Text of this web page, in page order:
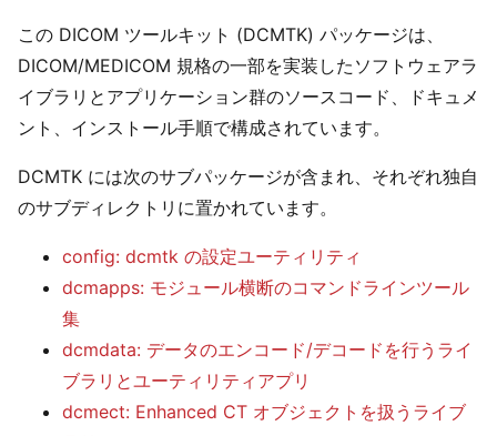
この DICOM ツールキット (DCMTK) パッケージは、
DICOM/MEDICOM 規格の一部を実装したソフトウェアラ
イブラリとアプリケーション群のソースコード、ドキュメ
ント、インストール手順で構成されています。
DCMTK には次のサブパッケージが含まれ、それぞれ独自
のサブディレクトリに置かれています。
config: dcmtk の設定ユーティリティ
dcmapps: モジュール横断のコマンドラインツール
集
dcmdata: データのエンコード/デコードを行うライ
ブラリとユーティリティアプリ
dcmect: Enhanced CT オブジェクトを扱うライブ